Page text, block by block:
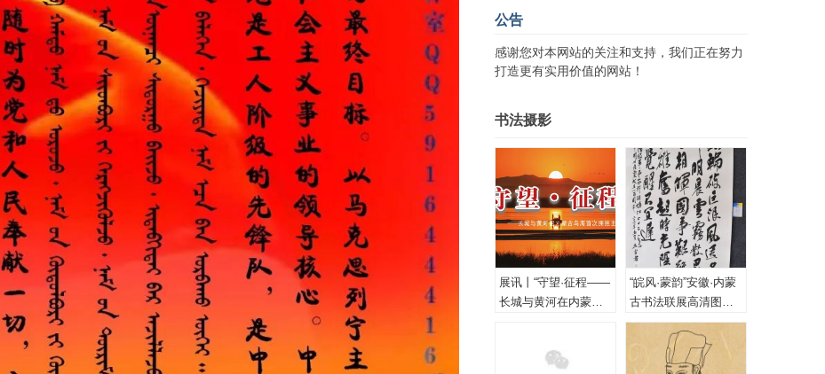
公告
感谢您对本网站的关注和支持，我们正在努力
打造更有实用价值的网站！
书法摄影
展讯丨“守望·征程——
长城与黄河在内蒙古
“皖风·蒙韵”安徽·内蒙
古书法联展高清图
（一、特邀作品）